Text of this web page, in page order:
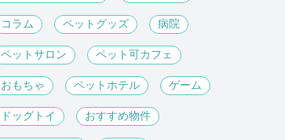
コラム ペットグッズ 病院
ペットサロン ペット可カフェ
おもちゃ ペットホテル ゲーム
ドッグトイ おすすめ物件